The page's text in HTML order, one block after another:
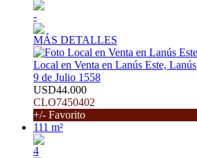
-
MÁS DETALLES
Local en Venta en Lanús Este, Lanús
9 de Julio 1558
USD44.000
CLO7450402
+/- Favorito
111 m²
4